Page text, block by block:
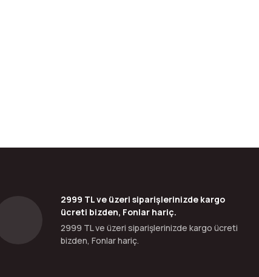
2999 TL ve üzeri siparişlerinizde kargo
ücreti bizden, Fonlar hariç.
2999 TL ve üzeri siparişlerinizde kargo ücreti
bizden, Fonlar hariç.